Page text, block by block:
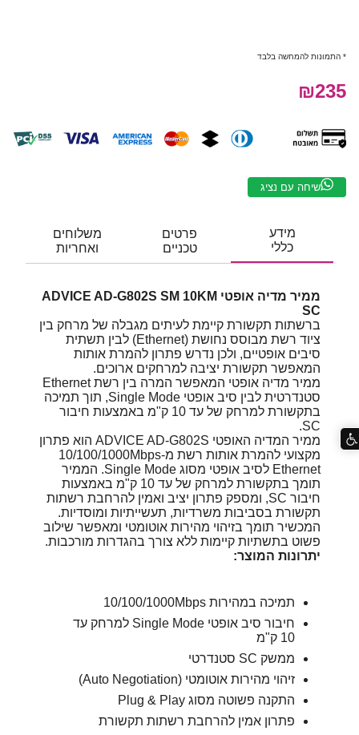
* התמונות להמחשה בלבד
₪235
שיחה עם נציג
מידע
כללי
פרטים
טכניים
משלוחים
ואחריות
ממיר מדיה אופטי ADVICE AD-G802S SM 10KM
SC
ברשתות תקשורת קיימת לעיתים מגבלה של מרחק בין
ציוד רשת מבוסס נחושת (Ethernet) לבין תשתית
סיבים אופטיים, ולכן נדרש פתרון להמרת אותות
המאפשר תקשורת יציבה למרחקים ארוכים.
ממיר מדיה אופטי המאפשר המרה בין רשת Ethernet
סטנדרטית לבין סיב אופטי Single Mode, תוך תמיכה
בתקשורת למרחק של עד 10 ק"מ באמצעות חיבור
SC.
ממיר המדיה האופטי ADVICE AD-G802S הוא פתרון
מקצועי להמרת אותות רשת מ-10/100/1000Mbps
Ethernet לסיב אופטי מסוג Single Mode. הממיר
תומך בתקשורת למרחק של עד 10 ק"מ באמצעות
חיבור SC, ומספק פתרון יציב ואמין להרחבת רשתות
תקשורת בסביבות משרדיות, תעשייתיות ומוסדיות.
המכשיר תומך בזיהוי מהירות אוטומטי ומאפשר שילוב
פשוט בתשתיות קיימות ללא צורך בהגדרות מורכבות.
יתרונות המוצר:
תמיכה במהירות 10/100/1000Mbps
חיבור סיב אופטי Single Mode למרחק עד
10 ק"מ
ממשק SC סטנדרטי
זיהוי מהירות אוטומטי (Auto Negotiation)
התקנה פשוטה מסוג Plug & Play
פתרון אמין להרחבת רשתות תקשורת